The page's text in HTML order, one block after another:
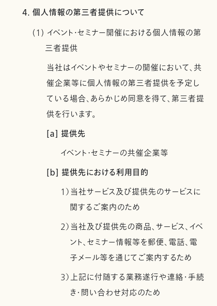
4. 個人情報の第三者提供について
(1) イベント・セミナー開催における個人情報の第
三者提供
当社はイベントやセミナーの開催において、共
催企業等に個人情報の第三者提供を予定し
ている場合、あらかじめ同意を得て、第三者提
供を行います。
[a] 提供先
イベント・セミナーの共催企業等
[b] 提供先における利用目的
1）当社サービス及び提供先のサービスに
関するご案内のため
2）当社及び提供先の商品、サービス、イベ
ント、セミナー情報等を郵便、電話、電
子メール等を通じてご案内するため
3）上記に付随する業務遂行や連絡・手続
き・問い合わせ対応のため